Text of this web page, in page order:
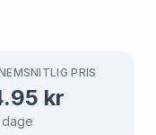
PRIS
kr
dage